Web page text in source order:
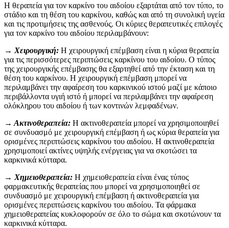
Η θεραπεία για τον καρκίνο του αιδοίου εξαρτάται από τον τύπο, το
στάδιο και τη θέση του καρκίνου, καθώς και από τη συνολική υγεία
και τις προτιμήσεις της ασθενούς. Οι κύριες θεραπευτικές επιλογές
για τον καρκίνο του αιδοίου περιλαμβάνουν:
→ Χειρουργική: Η χειρουργική επέμβαση είναι η κύρια θεραπεία
για τις περισσότερες περιπτώσεις καρκίνου του αιδοίου. Ο τύπος
της χειρουργικής επέμβασης θα εξαρτηθεί από την έκταση και τη
θέση του καρκίνου. Η χειρουργική επέμβαση μπορεί να
περιλαμβάνει την αφαίρεση του καρκινικού ιστού μαζί με κάποιο
περιβάλλοντα υγιή ιστό ή μπορεί να περιλαμβάνει την αφαίρεση
ολόκληρου του αιδοίου ή των κοντινών λεμφαδένων.
→ Ακτινοθεραπεία: Η ακτινοθεραπεία μπορεί να χρησιμοποιηθεί
σε συνδυασμό με χειρουργική επέμβαση ή ως κύρια θεραπεία για
ορισμένες περιπτώσεις καρκίνου του αιδοίου. Η ακτινοθεραπεία
χρησιμοποιεί ακτίνες υψηλής ενέργειας για να σκοτώσει τα
καρκινικά κύτταρα.
→ Χημειοθεραπεία: Η χημειοθεραπεία είναι ένας τύπος
φαρμακευτικής θεραπείας που μπορεί να χρησιμοποιηθεί σε
συνδυασμό με χειρουργική επέμβαση ή ακτινοθεραπεία για
ορισμένες περιπτώσεις καρκίνου του αιδοίου. Τα φάρμακα
χημειοθεραπείας κυκλοφορούν σε όλο το σώμα και σκοτώνουν τα
καρκινικά κύτταρα.